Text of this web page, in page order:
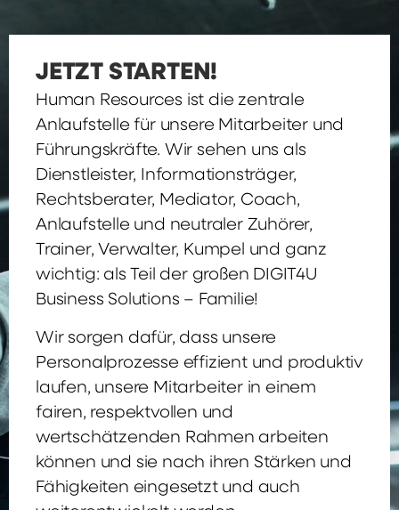
JETZT STARTEN!
Human Resources ist die zentrale
Anlaufstelle für unsere Mitarbeiter und
Führungskräfte. Wir sehen uns als
Dienstleister, Informationsträger,
Rechtsberater, Mediator, Coach,
Anlaufstelle und neutraler Zuhörer,
Trainer, Verwalter, Kumpel und ganz
wichtig: als Teil der großen DIGIT4U
Business Solutions – Familie!
Wir sorgen dafür, dass unsere
Personalprozesse effizient und produktiv
laufen, unsere Mitarbeiter in einem
fairen, respektvollen und
wertschätzenden Rahmen arbeiten
können und sie nach ihren Stärken und
Fähigkeiten eingesetzt und auch